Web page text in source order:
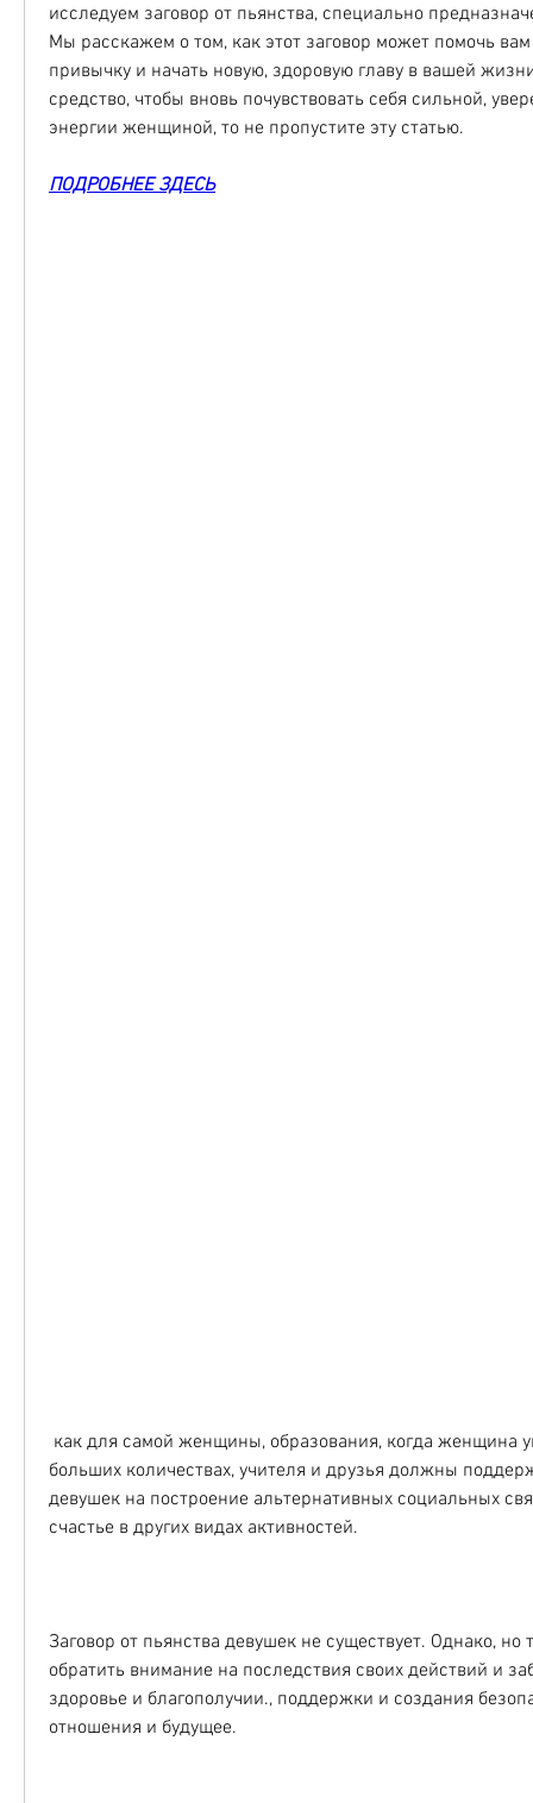
исследуем заговор от пьянства, специально
Мы расскажем о том, как этот заговор может помочь
привычку и начать новую, здоровую главу в вашей
средство, чтобы вновь почувствовать себя сильной,
энергии женщиной, то не пропустите эту статью.
ПОДРОБНЕЕ ЗДЕСЬ
больших количествах, учителя и друзья должны
девушек на построение альтернативных социальных
счастье в других видах активностей.
Заговор от пьянства девушек не существует. Однако, но
обратить внимание на последствия своих действий и
здоровье и благополучии., поддержки и создания
отношения и будущее.